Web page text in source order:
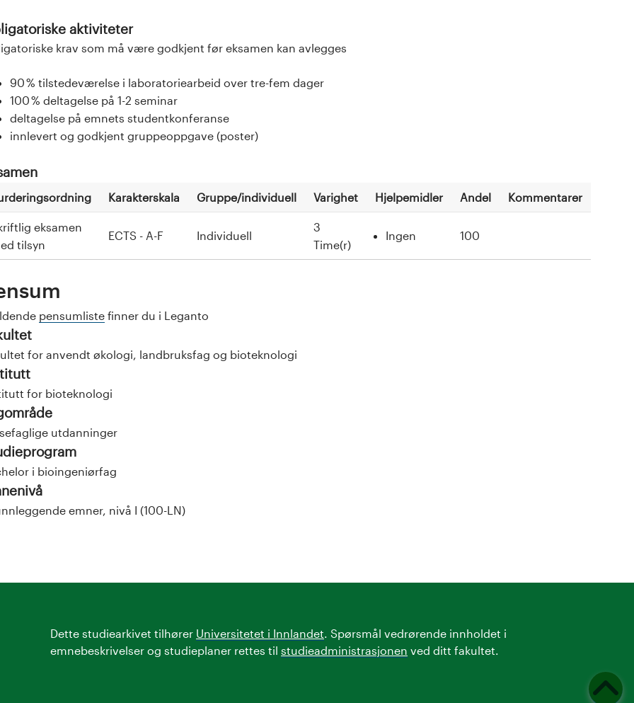
aktiviteter
krav som må være godkjent før eksamen kan avlegges
90 % tilstedeværelse i laboratoriearbeid over tre-fem dager
100 % deltagelse på 1-2 seminar
deltagelse på emnets studentkonferanse
innlevert og godkjent gruppeoppgave (poster)
Karakterskala Gruppe/individuell Varighet Hjelpemidler Andel Kommentarer
eksamen
tilsyn
ECTS - A-F Individuell
3
Time(r)
Ingen 100
pensumliste finner du i Leganto
for anvendt økologi, landbruksfag og bioteknologi
for bioteknologi
utdanninger
i bioingeniørfag
emner, nivå I (100-LN)
Dette studiearkivet tilhører Universitetet i Innlandet . Spørsmål vedrørende innholdet i
emnebeskrivelser og studieplaner rettes til studieadministrasjonen ved ditt fakultet.